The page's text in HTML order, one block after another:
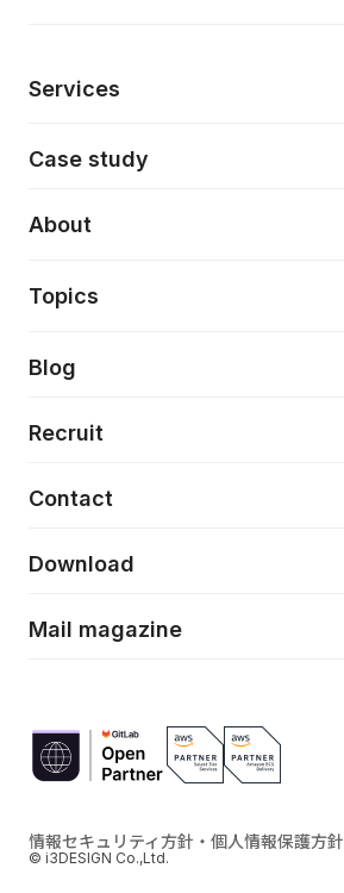
Services
AI駆動開発支援
モダナイゼーション
特徴量エンジニアリングと生成AI
デザインシステム構築支援
フロントエンド開発
Case study
About
About
当社が目指しているもの
Topics
Press release
News
Event/Seminer
Blog
Recruit
Contact
Download
Mail magazine
情報セキュリティ方針・個人情報保護方針
© i3DESIGN Co.,Ltd.